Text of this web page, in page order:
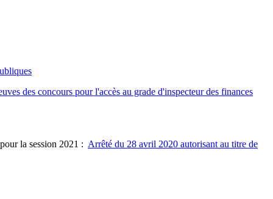
des concours pour l'accès au grade d'inspecteur des finances
la session 2021 : Arrêté du 28 avril 2020 autorisant au titre de